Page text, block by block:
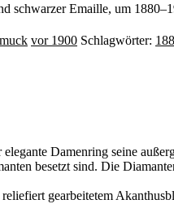
schwarzer Emaille, um
vor 1900 Schlagwörter:
Damenring seine
besetzt sind. Die
gearbeitetem